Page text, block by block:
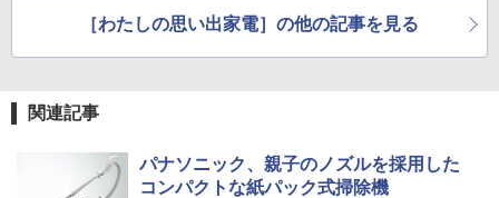
［わたしの思い出家電］の他の記事を見る
関連記事
パナソニック、親子のノズルを採用した
コンパクトな紙パック式掃除機